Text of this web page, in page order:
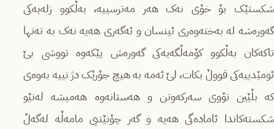
شکستێک بۆ خۆی نەک هەر مەترسییە، بەڵکوو زلەیەکی
گەورەشە لە بەختەوەری ئینسان و ئەگەری هەیە نەک بە تەنها
تاکەکان بەڵکوو کۆمەڵگەیەکی گەورەش پێکەوە تووشی بێ
ئومێدییەکی قووڵ بکات، لێ ئەمە بە هیچ جۆرێک دژ نییە بەوەی
کە بڵێین تۆوی سەرکەوتن و هەستانەوە هەمیشە لەنێو
شکستەکاندا ئامادەگی هەیە و گەر چۆنێتیی مامەڵە لەگەڵ